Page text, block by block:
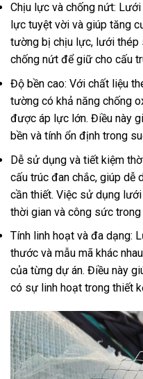
Chịu lực và chống nứt:
lực tuyệt vời và giúp tăng
tường bị chịu lực, lưới thép
chống nứt để giữ cho cấu
Độ bền cao: Với chất liệu
tường có khả năng chống
được áp lực lớn. Điều này
bền và tính ổn định trong
Dễ sử dụng và tiết kiệm
cấu trúc đan chắc, giúp dễ
cần thiết. Việc sử dụng
thời gian và công sức trong
Tính linh hoạt và đa dạng:
thước và mẫu mã khác
của từng dự án. Điều này
có sự linh hoạt trong thiết